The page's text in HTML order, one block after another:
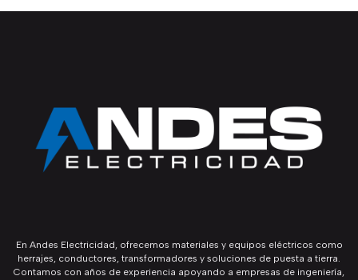
En Andes Electricidad, ofrecemos materiales y equipos eléctricos como
herrajes, conductores, transformadores y soluciones de puesta a tierra.
Contamos con años de experiencia apoyando a empresas de ingeniería,